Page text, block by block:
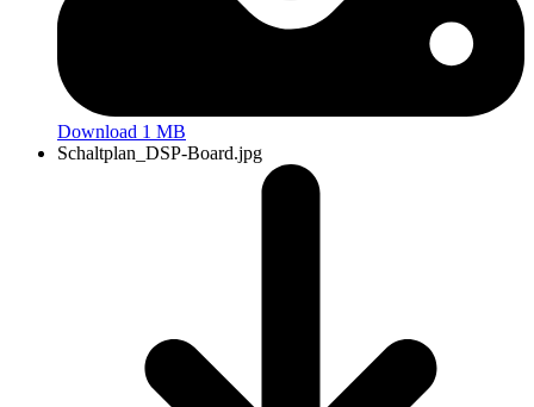
Download 1 MB
Schaltplan_DSP-Board.jpg